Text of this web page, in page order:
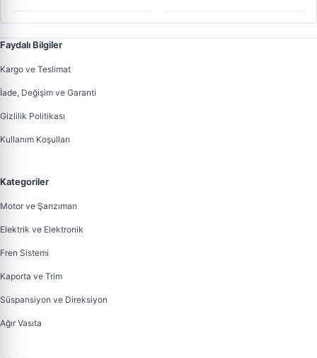
2.0 Tdci 125PS | DOLZ F149 |
OEM XS7Q 8K500 AM
1477444
1610009610 16100-39526
Faydalı Bilgiler
Kargo ve Teslimat
İade, Değişim ve Garanti
Gizlilik Politikası
Kullanım Koşulları
Kategoriler
Motor ve Şanzıman
Elektrik ve Elektronik
Fren Sistemi
Kaporta ve Trim
Süspansiyon ve Direksiyon
Ağır Vasıta